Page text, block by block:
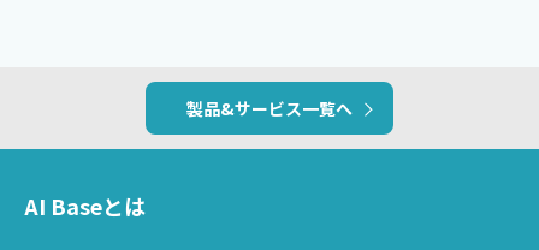
製品&サービス一覧へ
AI Baseとは